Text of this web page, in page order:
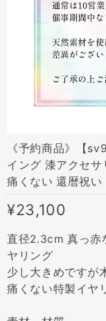
《予約商品》【
イング 漆アクセ
痛くない 還暦祝い
¥23,100
直径2.3cm 真っ赤
ヤリング
少し大きめですが
痛くない特製イヤ